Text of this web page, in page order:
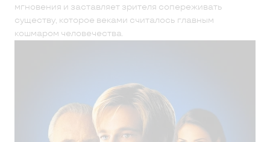
мгновения и заставляет зрителя сопереживать
существу, которое веками считалось главным
кошмаром человечества.